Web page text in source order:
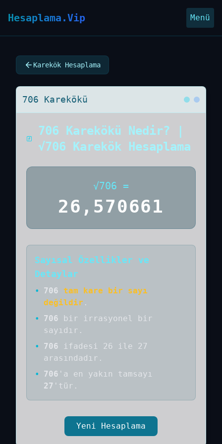
Hesaplama.Vip Menü
Karekök Hesaplama
706 Karekökü
706 Karekökü Nedir? |
√706 Karekök Hesaplama
√706 =
26,570661
Sayısal Özellikler ve
Detaylar
• 706
tam kare bir sayı
değildir .
•
706 bir
irrasyonel bir
sayıdır .
•
706
ifadesi 26 ile 27
arasındadır.
•
706 'a en yakın tamsayı
27 'tür.
Yeni Hesaplama